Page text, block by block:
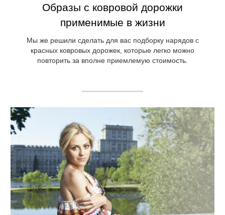
Образы с ковровой дорожки
применимые в жизни
Мы же решили сделать для вас подборку нарядов с
красных ковровых дорожек, которые легко можно
повторить за вполне приемлемую стоимость.